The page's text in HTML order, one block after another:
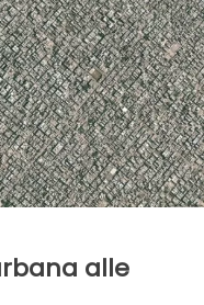
alle